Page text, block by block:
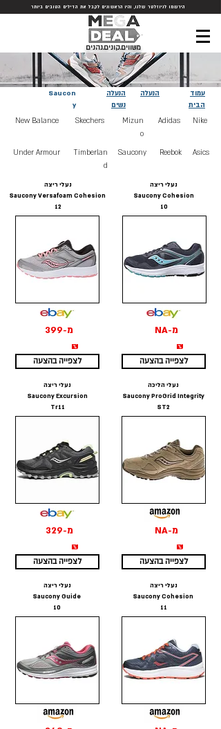
הירשמו לניוזלטר שלנו, והיו הראשונים לקבל את הדילים הטובים ביותר
משווים.קונים.נהנים
Saucon
y
הנעלה
נשים
הנעלה
עמוד
הבית
New Balance
Under Armour
Skechers
Timberlan
d
Mizun
o
Saucony
Adidas
Reebok
Nike
Asics
נעלי ריצה
Saucony Versafoam Cohesion
12
מ-399
₪
לצפייה בהצעה
נעלי ריצה
Saucony Excursion
Tr11
מ-329
₪
לצפייה בהצעה
נעלי ריצה
Saucony Guide
10
נעלי ריצה
Saucony Cohesion
10
מ-NA
₪
לצפייה בהצעה
נעלי הליכה
Saucony ProGrid Integrity
ST2
מ-NA
₪
לצפייה בהצעה
נעלי ריצה
Saucony Cohesion
11